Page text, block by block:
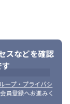
スなどを確認
ープ・プライバシ
員登録へお進みく